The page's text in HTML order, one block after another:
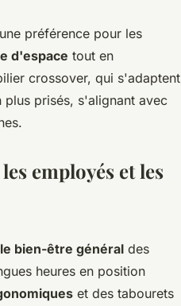
préférence pour les
d'espace tout en
crossover, qui s'adaptent
prisés, s'alignant avec
employés et les
bien-être général des
heures en position
et des tabourets